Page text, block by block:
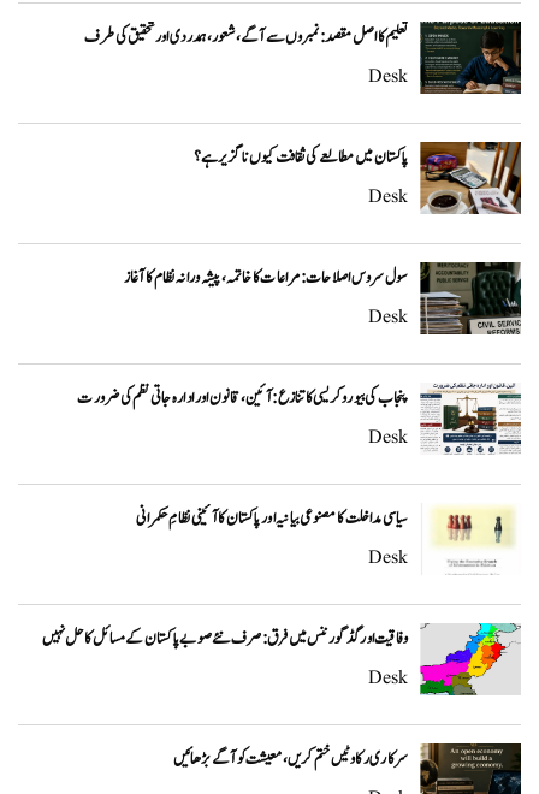
تعلیم کا اصل مقصد: نمبروں سے آگے، شعور، ہمدردی اور تحقیق کی طرف
Desk
پاکستان میں مطالعے کی ثقافت کیوں ناگزیر ہے؟
Desk
سول سروس اصلاحات: مراعات کا خاتمہ، پیشہ ورانہ نظام کا آغاز
Desk
پنجاب کی بیوروکریسی کا تنازع: آئین، قانون اور ادارہ جاتی نظم کی ضرورت
Desk
سیاسی مداخلت کا مصنوعی بیانیہ اور پاکستان کا آئینی نظامِ حکمرانی
Desk
وفاقیت اور گڈ گورننس میں فرق: صرف نئے صوبے پاکستان کے مسائل کا حل نہیں
Desk
سرکاری رکاوٹیں ختم کریں، معیشت کو آگے بڑھائیں